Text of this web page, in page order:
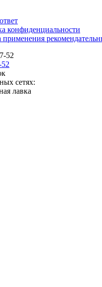
конфиденциальности
применения
52
52
сетях:
лавка